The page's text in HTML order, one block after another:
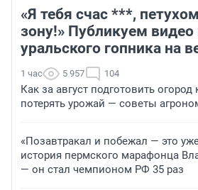
«Я тебя счас ***,
зону!» Публикуем видео
уральского гопника на
1 час 5 957 104
Как за август подготовить
потерять урожай — советы
«Позавтракал и побежал — это
история пермского марафонца
— он стал чемпионом РФ 35 раз